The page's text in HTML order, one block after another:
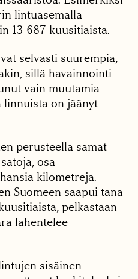
lintuasemalla
13 687 kuusitiaista.
selvästi suurempia,
sillä havainnointi
vain muutamia
on jäänyt
perusteella samat
osa
kilometrejä.
Suomeen saapui tänä
pelkästään
lähentelee
sisäinen